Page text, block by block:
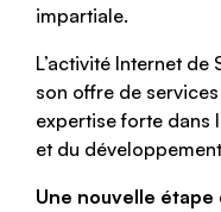
impartiale.
L’activité Internet
son offre de
expertise forte dans
et du
Une nouvelle étape